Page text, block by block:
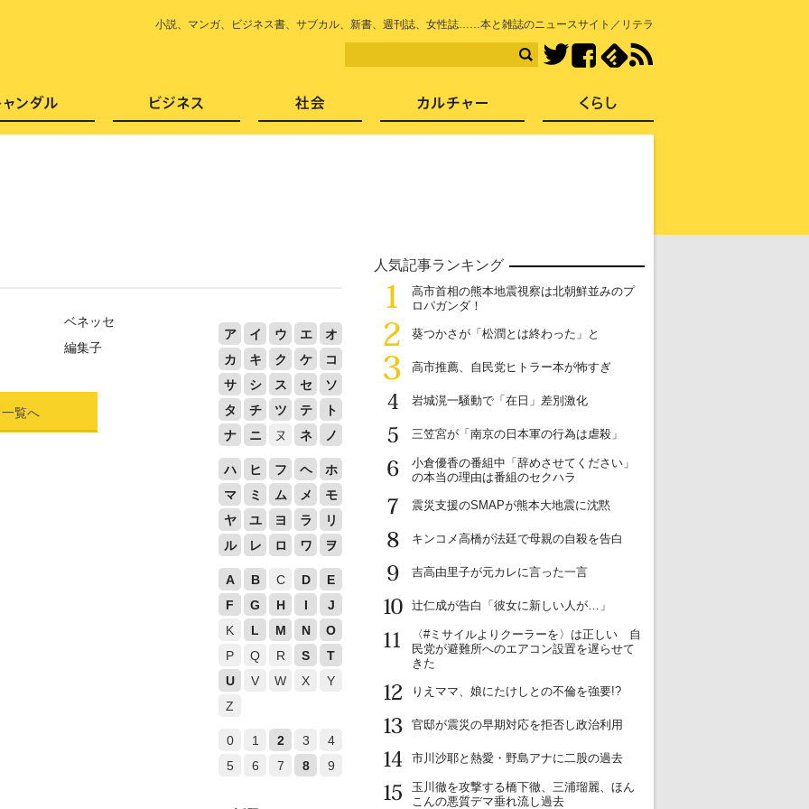
小説、マンガ、ビジネス書、サブカル、新書、週刊誌、女性誌……本と雑誌のニュースサイト／リテラ
TwitterFacebook
ベネッセ
編集子
覧へ
ア イ ウ エ
オ
カ
キ ク ケ
コ
サ
シ ス セ
ソ
タ
チ ツ テ
ト
ナ
ニ ヌ ネ ノ
ハ ヒ フ ヘ
ホ
マ
ミ ム メ
モ
ヤ
ユ ヨ ラ
リ
ル
レ ロ ワ ヲ
A B C D
E
F
G H I
J
K
L M N
O
P
Q R S
T
U
V W X
Y
Z
0 1 2 3
4
5
6 7 8 9
人気記事ランキング
1
高市首相の熊本地震視察は北朝鮮並みのプ
ロパガンダ！
2
葵つかさが「松潤とは終わった」と
3
高市推薦、自民党ヒトラー本が怖すぎ
4
岩城滉一騒動で「在日」差別激化
5
三笠宮が「南京の日本軍の行為は虐殺」
6
小倉優香の番組中「辞めさせてください」
の本当の理由は番組のセクハラ
7
震災支援のSMAPが熊本大地震に沈黙
8
キンコメ高橋が法廷で母親の自殺を告白
9
吉高由里子が元カレに言った一言
10
辻仁成が告白「彼女に新しい人が…」
11
〈#ミサイルよりクーラーを〉は正しい 自
民党が避難所へのエアコン設置を遅らせて
きた
12
りえママ、娘にたけしとの不倫を強要!?
13
官邸が震災の早期対応を拒否し政治利用
14
市川沙耶と熱愛・野島アナに二股の過去
15
玉川徹を攻撃する橋下徹、三浦瑠麗、ほん
こんの悪質デマ垂れ流し過去
芸能・エンタメ スキャンダル 社会